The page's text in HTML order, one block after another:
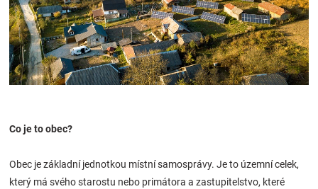
děti
Těhotenské
Novinky
Značky
Co je to obec?
Obec je základní jednotkou místní samosprávy. Je to územní celek,
který má svého starostu nebo primátora a zastupitelstvo, které